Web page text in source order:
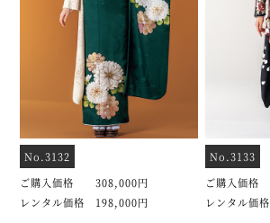
No.3132
ご購入価格 308,000円
レンタル価格 198,000円
No.3133
ご購入価
レンタル価